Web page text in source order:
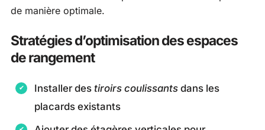
de manière optimale.
Stratégies d’optimisation des espaces
de rangement
Installer des tiroirs coulissants dans les
placards existants